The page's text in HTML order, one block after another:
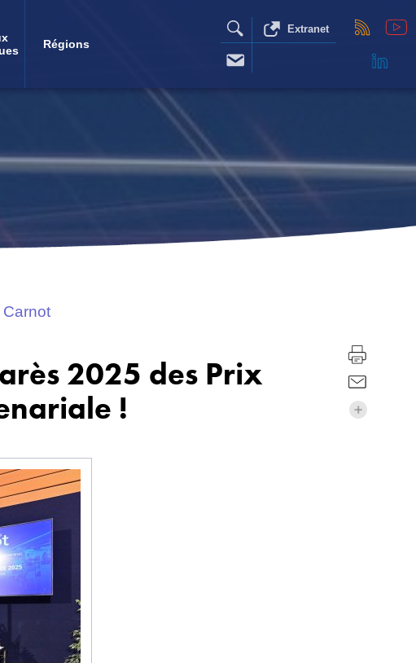
Régions
Extranet
2025 des Prix
!